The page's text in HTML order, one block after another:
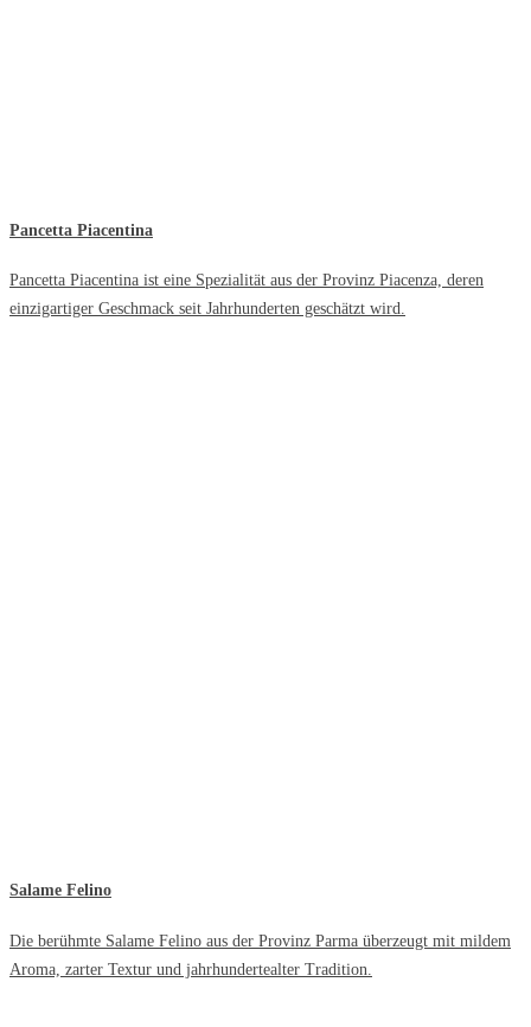
Pancetta Piacentina
Pancetta Piacentina ist eine Spezialität aus der Provinz Piacenza, deren
einzigartiger Geschmack seit Jahrhunderten geschätzt wird.
Salame Felino
Die berühmte Salame Felino aus der Provinz Parma überzeugt mit mildem
Aroma, zarter Textur und jahrhundertealter Tradition.